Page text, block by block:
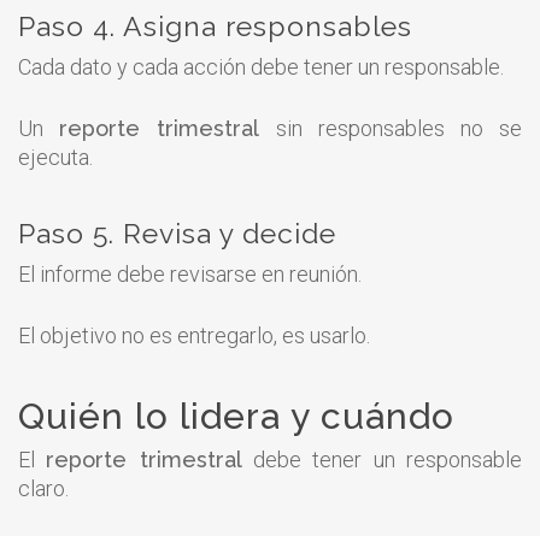
Paso 4. Asigna responsables
Cada dato y cada acción debe tener un responsable.
Un reporte trimestral sin responsables no se
ejecuta.
Paso 5. Revisa y decide
El informe debe revisarse en reunión.
El objetivo no es entregarlo, es usarlo.
Quién lo lidera y cuándo
El reporte trimestraldebe tener un responsable
claro.